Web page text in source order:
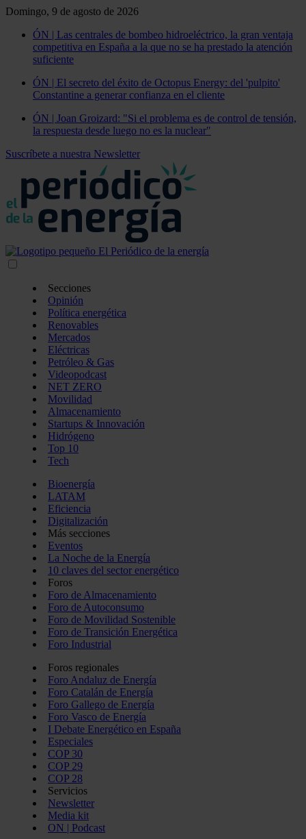
Domingo, 9 de agosto de 2026
ÓN | Las centrales de bombeo hidroeléctrico, la gran ventaja
competitiva en España a la que no se ha prestado la atención
suficiente
ÓN | El secreto del éxito de Octopus Energy: del 'pulpito'
Constantine a generar confianza en el cliente
ÓN | Joan Groizard: "Si el problema es de control de tensión,
la respuesta desde luego no es la nuclear"
Suscríbete a nuestra Newsletter
Secciones
Opinión
Política energética
Renovables
Mercados
Eléctricas
Petróleo & Gas
Videopodcast
NET ZERO
Movilidad
Almacenamiento
Startups & Innovación
Hidrógeno
Top 10
Tech
Bioenergía
LATAM
Eficiencia
Digitalización
Más secciones
Eventos
La Noche de la Energía
10 claves del sector energético
Foros
Foro de Almacenamiento
Foro de Autoconsumo
Foro de Movilidad Sostenible
Foro de Transición Energética
Foro Industrial
Foros regionales
Foro Andaluz de Energía
Foro Catalán de Energía
Foro Gallego de Energía
Foro Vasco de Energía
I Debate Energético en España
Especiales
COP 30
COP 29
COP 28
Servicios
Newsletter
Media kit
ON | Podcast